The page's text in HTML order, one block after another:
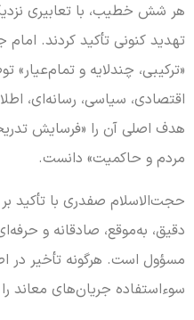
هر شش خطیب، با تعابیری
تهدید کنونی تأکید کردند.
«ترکیبی، چندلایه و تمام‌عیار»
اقتصادی، سیاسی، رسانه‌ای،
هدف اصلی آن را «فرسایش
مردم و حاکمیت» دانست.
حجت‌الاسلام صفدری با تأکید
دقیق، به‌موقع، صادقانه و
مسؤول است. هرگونه تأخیر در
سوءاستفاده جریان‌های معاند